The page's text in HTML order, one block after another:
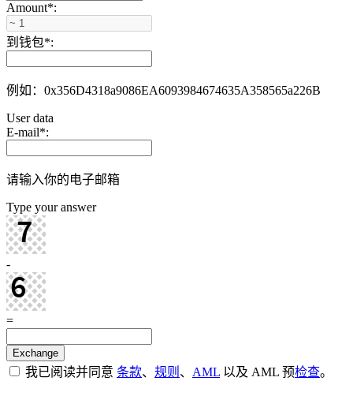
Amount*:
到钱包*:
例如：0x356D4318a9086EA6093984674635A358565a226B
User data
E-mail*:
请输入你的电子邮箱
Type your answer
-
=
我已阅读并同意 条款、 规则 、 AML 以及 AML 预检查。